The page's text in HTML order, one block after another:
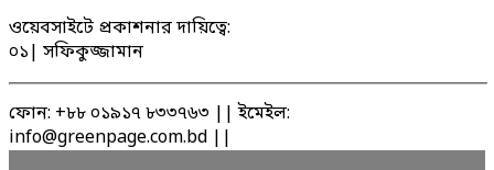
ওয়েবসাইটে প্রকাশনার দায়িত্বে:
০১| সফিকুজ্জামান
ফোন: +৮৮ ০১৯১৭ ৮৩৩৭৬৩ || ইমেইল:
info@greenpage.com.bd ||